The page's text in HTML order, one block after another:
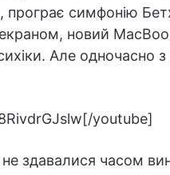
програє симфонію
новий
Але одночасно
youtube]
здавалися часом